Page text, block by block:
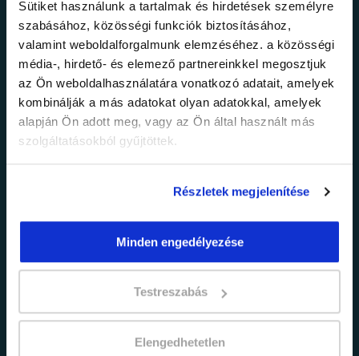
Sütiket használunk a tartalmak és hirdetések személyre
szabásához, közösségi funkciók biztosításához,
valamint weboldalforgalmunk elemzéséhez. a közösségi
média-, hirdető- és elemező partnereinkkel megosztjuk
az Ön weboldalhasználatára vonatkozó adatait, amelyek
kombinálják a más adatokat olyan adatokkal, amelyek
alapján Ön adott meg, vagy az Ön által használt más
szolgáltatásokból gyűjtöttek.
Részletek megjelenítése
Minden engedélyezése
Testreszabás
Elengedhetetlen
Értesülj elsőként legújabb tanfolyamainkról,
legfrissebb híreinkről és időszakos
promócióinkról.
adatkezelési tájékoztatóban